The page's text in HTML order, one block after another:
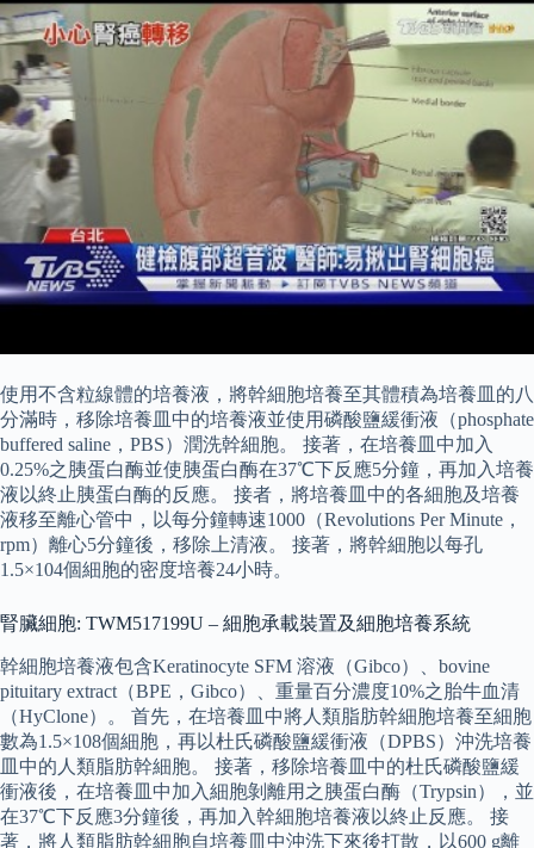
使用不含粒線體的培養液，將幹細胞培養至其體積為培養皿的八
分滿時，移除培養皿中的培養液並使用磷酸鹽緩衝液（phosphate
buffered saline，PBS）潤洗幹細胞。 接著，在培養皿中加入
0.25%之胰蛋白酶並使胰蛋白酶在37℃下反應5分鐘，再加入培養
液以終止胰蛋白酶的反應。 接者，將培養皿中的各細胞及培養
液移至離心管中，以每分鐘轉速1000（Revolutions Per Minute，
rpm）離心5分鐘後，移除上清液。 接著，將幹細胞以每孔
1.5×104個細胞的密度培養24小時。
腎臟細胞: TWM517199U – 細胞承載裝置及細胞培養系統
幹細胞培養液包含Keratinocyte SFM 溶液（Gibco）、bovine
pituitary extract（BPE，Gibco）、重量百分濃度10%之胎牛血清
（HyClone）。 首先，在培養皿中將人類脂肪幹細胞培養至細胞
數為1.5×108個細胞，再以杜氏磷酸鹽緩衝液（DPBS）沖洗培養
皿中的人類脂肪幹細胞。 接著，移除培養皿中的杜氏磷酸鹽緩
衝液後，在培養皿中加入細胞剝離用之胰蛋白酶（Trypsin），並
在37℃下反應3分鐘後，再加入幹細胞培養液以終止反應。 接
著，將人類脂肪幹細胞自培養皿中沖洗下來後打散，以600 g離